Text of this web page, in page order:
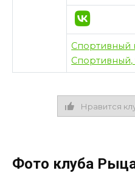
Спортивный
Спортивный,
Нравится
Фото клуба